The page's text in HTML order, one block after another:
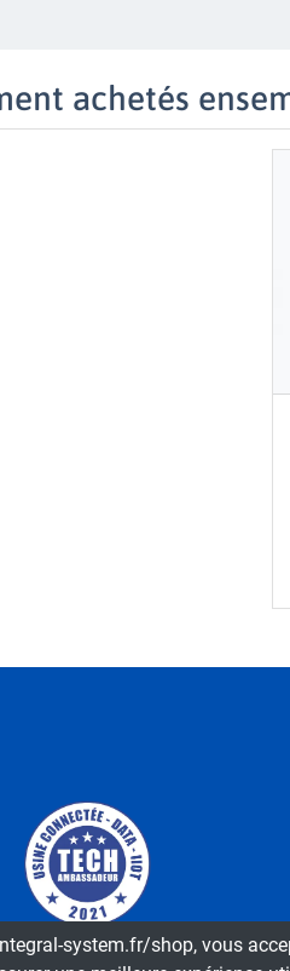
achetés
system.fr/shop, vous